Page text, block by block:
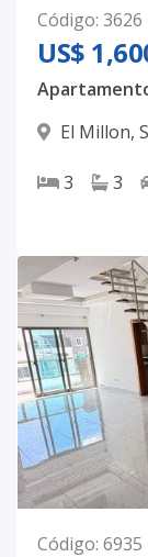
Código: 3626
US$
El Millon,
3 3
Código: 6935